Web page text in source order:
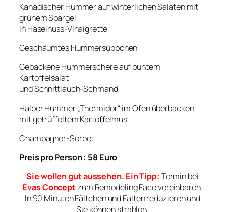
Kanadischer Hummer auf winterlichen Salaten mit
grünem Spargel
in Haselnuss-Vinaigrette
Geschäumtes Hummersüppchen
Gebackene Hummerschere auf buntem
Kartoffelsalat
und Schnittlauch-Schmand
Halber Hummer „Thermidor“ im Ofen überbacken
mit getrüffeltem Kartoffelmus
Champagner-Sorbet
Preis pro Person : 58 Euro
Sie wollen gut aussehen. Ein Tipp: Termin bei
Evas Conceptzum Remodeling Face vereinbaren.
In 90 Minuten Fältchen und Falten reduzieren und
Sie können strahlen.